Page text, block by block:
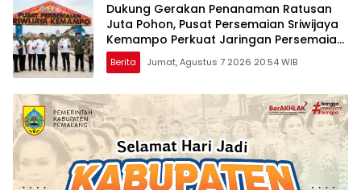
Dukung Gerakan Penanaman Ratusan
Juta Pohon, Pusat Persemaian Sriwijaya
Kemampo Perkuat Jaringan Persemaian
Nasional*
Berita Jumat, Agustus 7 2026 20:54 WIB